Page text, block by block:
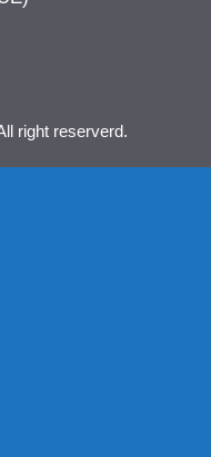
right reserverd.